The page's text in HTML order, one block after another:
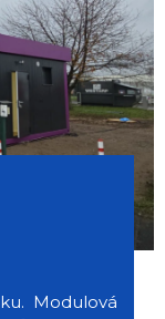
Modulová